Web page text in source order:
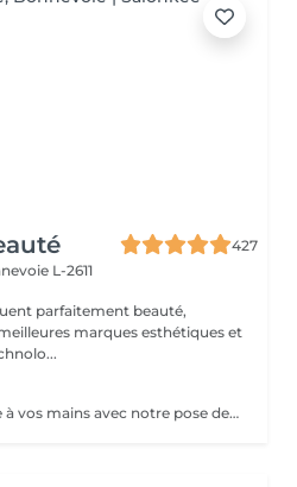
427
L-2611
parfaitement beauté,
Ajoutez une touche de style à vos mains avec notre pose de vernis. Profitez d'une finition professionnelle, de conseils personnalisés, et d'un résultat qui dure. Offrez-vous ce petit plaisir et repartez avec des ongles impeccables!